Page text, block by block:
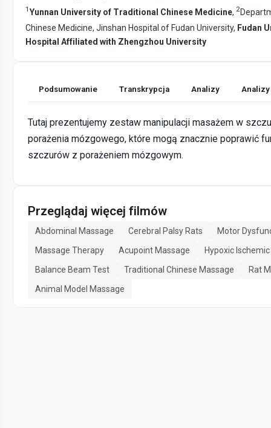
1 Yunnan University of Traditional Chinese Medicine, 2
Chinese Medicine, Jinshan Hospital of Fudan University, Fudan
Hospital Affiliated with Zhengzhou University
Podsumowanie Transkrypcja Analizy
Tutaj prezentujemy zestaw manipulacji masażem w
porażenia mózgowego, które mogą znacznie poprawić
szczurów z porażeniem mózgowym.
Przeglądaj więcej filmów
Abdominal Massage Cerebral Palsy Rats
Motor
Massage Therapy
Acupoint Massage
Hypoxic
Balance Beam Test
Traditional Chinese Massage
Rat
Animal Model Massage